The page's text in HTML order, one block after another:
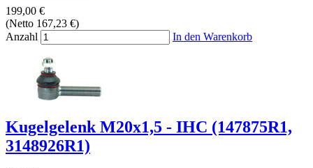
199,00 €
(Netto 167,23 €)
Anzahl
In den Warenkorb
Kugelgelenk M20x1,5 - IHC (147875R1,
3148926R1)